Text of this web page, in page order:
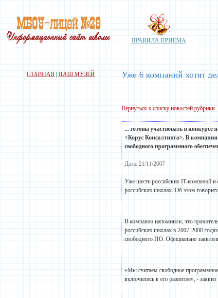
ПРАВИЛА ПРИЕМА
ГЛАВНАЯ НАШ МУЗЕЙ Уже 6 компаний хотят
Вернуться к списку новостей рубрики
... готовы участвовать в конкурсе
<Корус Консалтинга>. В
свободного программного
Дата: 21/11/2007
Уже шесть российских IT-компаний и
российских школах. Об этом
В компании напомнили, что
российских школах в 2007-2008
свободного ПО. Официально
«Мы считаем свободное
включились в его развитие», -